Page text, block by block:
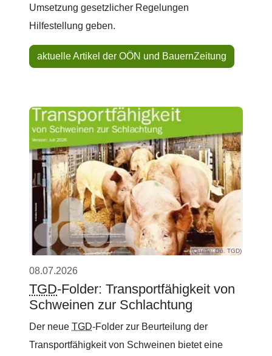
Umsetzung gesetzlicher Regelungen
Hilfestellung geben.
aktuelle Artikel der OÖN und BauernZeitung
(Quelle: Oö. TGD)
08.07.2026
TGD-Folder: Transportfähigkeit von
Schweinen zur Schlachtung
Der neue TGD-Folder zur Beurteilung der
Transportfähigkeit von Schweinen bietet eine